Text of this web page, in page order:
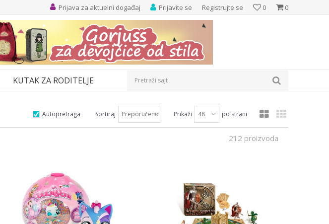
0
0
Prijavite se Registrujte se
Prijava za aktuelni događaj
KUTAK ZA RODITELJE Pretraži sajt
Autopretraga Sortiraj Prikaži po strani
212 proizvoda